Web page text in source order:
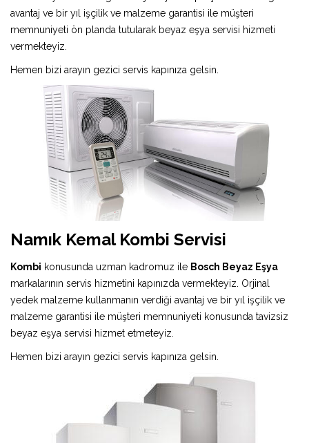
avantaj ve bir yıl işçilik ve malzeme garantisi ile müşteri
memnuniyeti ön planda tutularak beyaz eşya servisi hizmeti
vermekteyiz.
Hemen bizi arayın gezici servis kapınıza gelsin.
Namık Kemal Kombi Servisi
Kombi konusunda uzman kadromuz ile Bosch Beyaz Eşya
markalarının servis hizmetini kapınızda vermekteyiz. Orjinal
yedek malzeme kullanmanın verdiği avantaj ve bir yıl işçilik ve
malzeme garantisi ile müşteri memnuniyeti konusunda tavizsiz
beyaz eşya servisi hizmet etmeteyiz.
Hemen bizi arayın gezici servis kapınıza gelsin.